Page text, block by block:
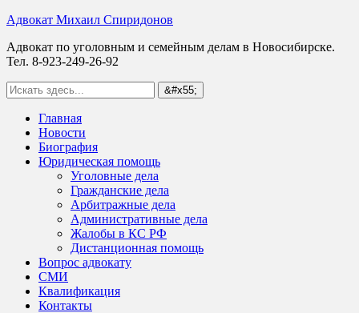
Адвокат Михаил Спиридонов
Адвокат по уголовным и семейным делам в Новосибирске.
Тел. 8-923-249-26-92
Главная
Новости
Биография
Юридическая помощь
Уголовные дела
Гражданские дела
Арбитражные дела
Административные дела
Жалобы в КС РФ
Дистанционная помощь
Вопрос адвокату
СМИ
Квалификация
Контакты